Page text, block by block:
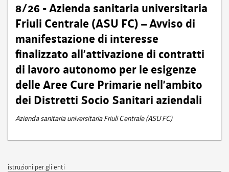
8/26 - Azienda sanitaria universitaria
Friuli Centrale (ASU FC) – Avviso di
manifestazione di interesse
finalizzato all’attivazione di contratti
di lavoro autonomo per le esigenze
delle Aree Cure Primarie nell’ambito
dei Distretti Socio Sanitari aziendali
Azienda sanitaria universitaria Friuli Centrale (ASU FC)
istruzioni per gli enti